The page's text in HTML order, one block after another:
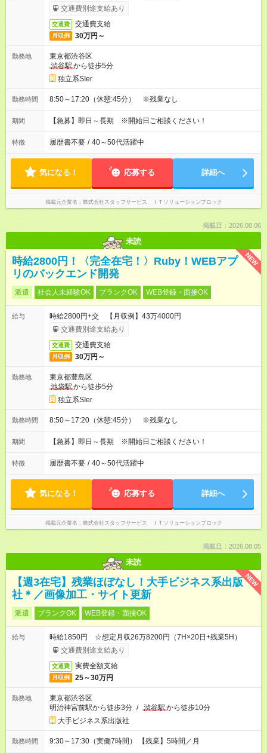
交通費別途支給あり
交通費 交通費支給
月収例 30万円～
勤務地
東京都渋谷区
渋谷駅から徒歩5分
独立系SIer
勤務時間 8:50～17:20（休憩:45分） ※残業なし
期間 【急募】即日～長期 ※開始日ご相談ください！
特徴 履歴書不要 / 40～50代活躍中
気になる！ 応募する 詳細へ
掲載元企業名 株式会社スタッフサービス ＩＴソリューションブロック
掲載日：2026.08.06
未読
NEW
時給2800円！〈完全在宅！〉Ruby！WEBアプ
リのバックエンド開発
派遣 社会人未経験OK ブランクOK WEB登録・面接OK
給与
時給2800円+交 【月収例】43万4000円
交通費別途支給あり
交通費 交通費支給
月収例 30万円～
勤務地
東京都豊島区
池袋駅から徒歩5分
独立系SIer
勤務時間 8:50～17:20（休憩:45分） ※残業なし
期間 【急募】即日～長期 ※開始日ご相談ください！
特徴 履歴書不要 / 40～50代活躍中
気になる！ 応募する 詳細へ
掲載元企業名 株式会社スタッフサービス ＩＴソリューションブロック
掲載日：2026.08.05
未読
NEW
【週3在宅】残業ほぼなし！大手ビジネス系出版
社＊／画像加工・サイト更新
派遣 ブランクOK WEB登録・面接OK
給与
時給1850円 ☆想定月収26万8200円（7H×20日+残業5H）
交通費別途支給あり
交通費 実費全額支給
月収例 25～30万円
勤務地
東京都渋谷区
明治神宮前駅から徒歩3分 / 渋谷駅から徒歩10分
大手ビジネス系出版社
勤務時間 9:30～17:30（実働7時間） 【残業】5時間／月